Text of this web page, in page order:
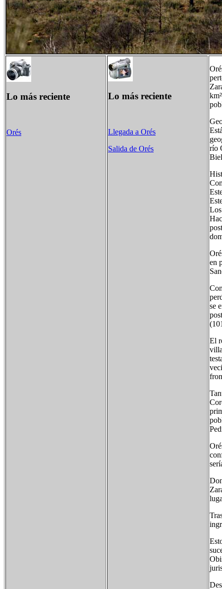
Lo más reciente
Orés
Lo más reciente
Llegada a Orés
Salida de Orés
río
en
se
El